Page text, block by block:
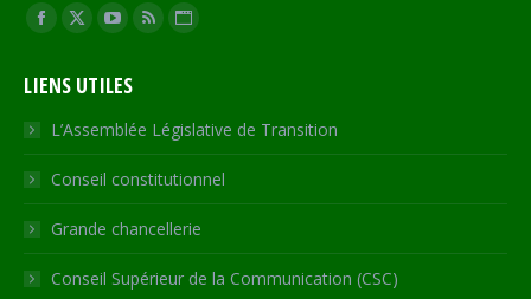
Trouvez nous sur :
Facebook
opens
in
new
window
X
opens
in
new
window
YouTube
opens
in
new
window
RSS
in
new
window
Site
opens
in
new
LIENS UTILES
L’Assemblée Législative de Transition
Conseil constitutionnel
Grande chancellerie
Conseil Supérieur de la Communication (CSC)